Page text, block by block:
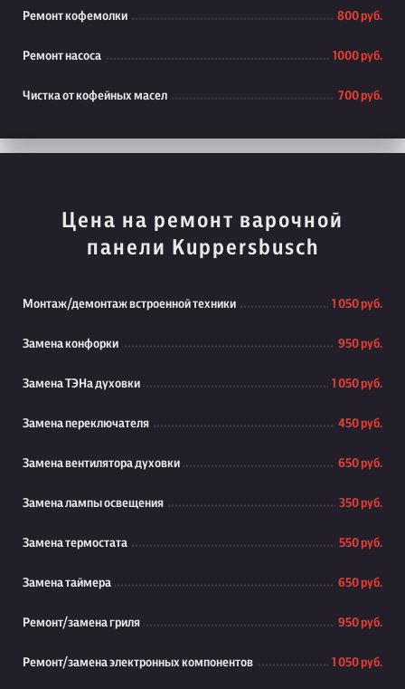
Ремонт кофемолки 800 руб.
Ремонт насоса 1000 руб.
Чистка от кофейных масел 700 руб.
Цена на ремонт варочной
панели Kuppersbusch
Монтаж/демонтаж встроенной техники 1 050 руб.
Замена конфорки 950 руб.
Замена ТЭНа духовки 1 050 руб.
Замена переключателя 450 руб.
Замена вентилятора духовки 650 руб.
Замена лампы освещения 350 руб.
Замена термостата 550 руб.
Замена таймера 650 руб.
Ремонт/замена гриля 950 руб.
Ремонт/замена электронных компонентов 1 050 руб.